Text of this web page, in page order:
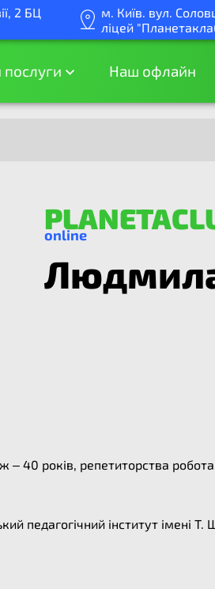
2 БЦ
м. Київ. вул.
ліцей
Наш офлайн
online
Людмила
– 40 років, репетиторства
педагогічний інститут імені